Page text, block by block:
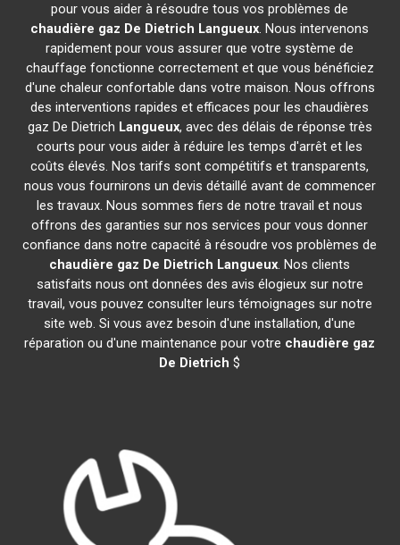
pour vous aider à résoudre tous vos problèmes de
chaudière gaz De Dietrich Langueux. Nous intervenons
rapidement pour vous assurer que votre système de
chauffage fonctionne correctement et que vous bénéficiez
d'une chaleur confortable dans votre maison. Nous offrons
des interventions rapides et efficaces pour les chaudières
gaz De Dietrich Langueux, avec des délais de réponse très
courts pour vous aider à réduire les temps d'arrêt et les
coûts élevés. Nos tarifs sont compétitifs et transparents,
nous vous fournirons un devis détaillé avant de commencer
les travaux. Nous sommes fiers de notre travail et nous
offrons des garanties sur nos services pour vous donner
confiance dans notre capacité à résoudre vos problèmes de
chaudière gaz De Dietrich Langueux. Nos clients
satisfaits nous ont données des avis élogieux sur notre
travail, vous pouvez consulter leurs témoignages sur notre
site web. Si vous avez besoin d'une installation, d'une
réparation ou d'une maintenance pour votre chaudière gaz
De Dietrich $